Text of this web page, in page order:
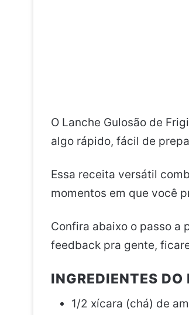
O Lanche Gulosão de
algo rápido, fácil de
Essa receita versátil
momentos em que você
Confira abaixo o passo a
feedback pra gente,
INGREDIENTES
1/2 xícara (chá) de